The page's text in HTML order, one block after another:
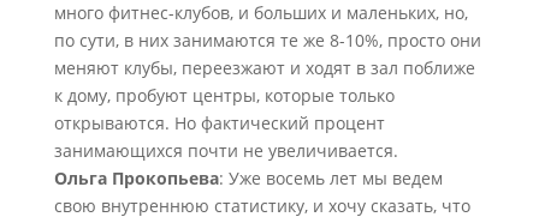
много фитнес-клубов, и больших и маленьких, но,
по сути, в них занимаются те же 8-10%, просто они
меняют клубы, переезжают и ходят в зал поближе
к дому, пробуют центры, которые только
открываются. Но фактический процент
занимающихся почти не увеличивается.
Ольга Прокопьева: Уже восемь лет мы ведем
свою внутреннюю статистику, и хочу сказать, что